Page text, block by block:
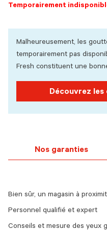
Temporairement
Malheureusement, les
temporairement pas
Fresh constituent une
Découvrez les
Nos garanties
Bien sûr, un magasin à
Personnel qualifié et expert
Conseils et mesure des yeux